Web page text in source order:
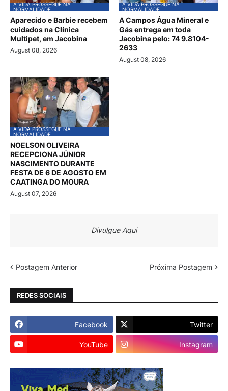
A VIDA PROSSEGUE NA
NORMALIDADE
Aparecido e Barbie recebem
cuidados na Clínica
Multipet, em Jacobina
August 08, 2026
A VIDA PROSSEGUE NA
NORMALIDADE
A Campos Água Mineral e
Gás entrega em toda
Jacobina pelo: 74 9.8104-
2633
August 08, 2026
A VIDA PROSSEGUE NA
NORMALIDADE
NOELSON OLIVEIRA
RECEPCIONA JÚNIOR
NASCIMENTO DURANTE
FESTA DE 6 DE AGOSTO EM
CAATINGA DO MOURA
August 07, 2026
Divulgue Aqui
Postagem Anterior Próxima Postagem
REDES SOCIAIS
Facebook Twitter
YouTube Instagram